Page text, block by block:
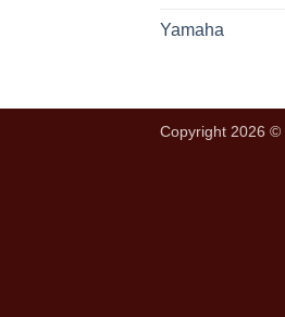
Yamaha
Copyright 2026 ©